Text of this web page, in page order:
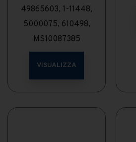
49865603, 1-11448,
5000075, 610498,
MS10087385
VISUALIZZA